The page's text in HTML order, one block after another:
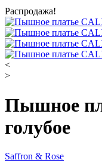
Распродажа!
<
>
Пышное
голубое
Saffron & Rose